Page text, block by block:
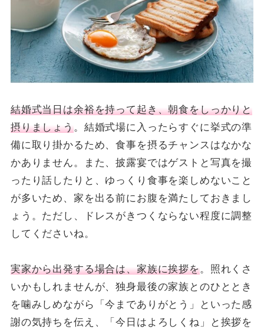
結婚式当日は余裕を持って起き、朝食をしっかりと
摂りましょう。結婚式場に入ったらすぐに挙式の準
備に取り掛かるため、食事を摂るチャンスはなかな
かありません。また、披露宴ではゲストと写真を撮
ったり話したりと、ゆっくり食事を楽しめないこと
が多いため、家を出る前にお腹を満たしておきまし
ょう。ただし、ドレスがきつくならない程度に調整
してくださいね。
実家から出発する場合は、家族に挨拶を。照れくさ
いかもしれませんが、独身最後の家族とのひととき
を噛みしめながら「今までありがとう」といった感
謝の気持ちを伝え、「今日はよろしくね」と挨拶を